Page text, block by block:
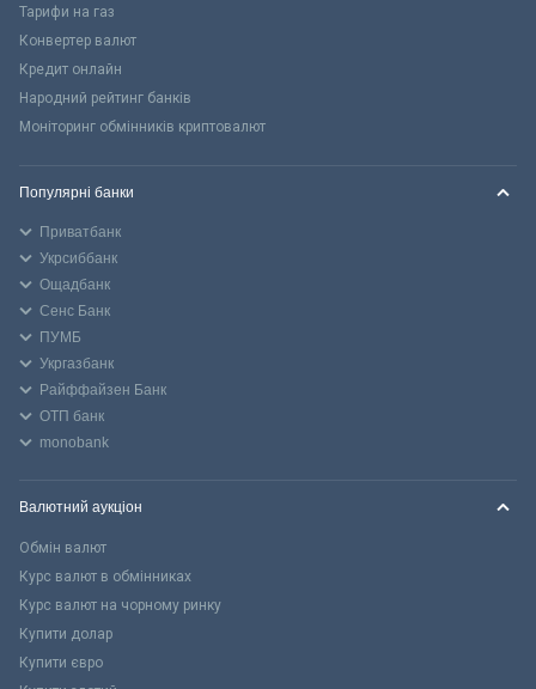
Тарифи на газ
Конвертер валют
Кредит онлайн
Народний рейтинг банків
Моніторинг обмінників криптовалют
Популярні банки
Приватбанк
Укрсиббанк
Ощадбанк
Сенс Банк
ПУМБ
Укргазбанк
Райффайзен Банк
ОТП банк
monobank
Валютний аукціон
Обмін валют
Курс валют в обмінниках
Курс валют на чорному ринку
Купити долар
Купити євро